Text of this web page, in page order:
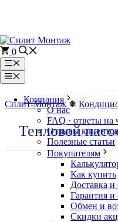
0
Меню
Меню
Компания
О нас
FAQ · ответы на
Отзывы
Полезные статьи
Покупателям
Как купить
Доставка и
Гарантия и
Обмен и
Скидки
Сплит-Монтаж❅
Тепловой